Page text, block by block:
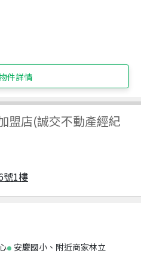
件詳情
盟店(誠交不動產經紀
號1樓
安慶國小、附近商家林立